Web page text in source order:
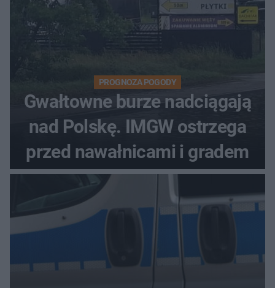
PROGNOZA POGODY
Gwałtowne burze nadciągają
nad Polskę. IMGW ostrzega
przed nawałnicami i gradem